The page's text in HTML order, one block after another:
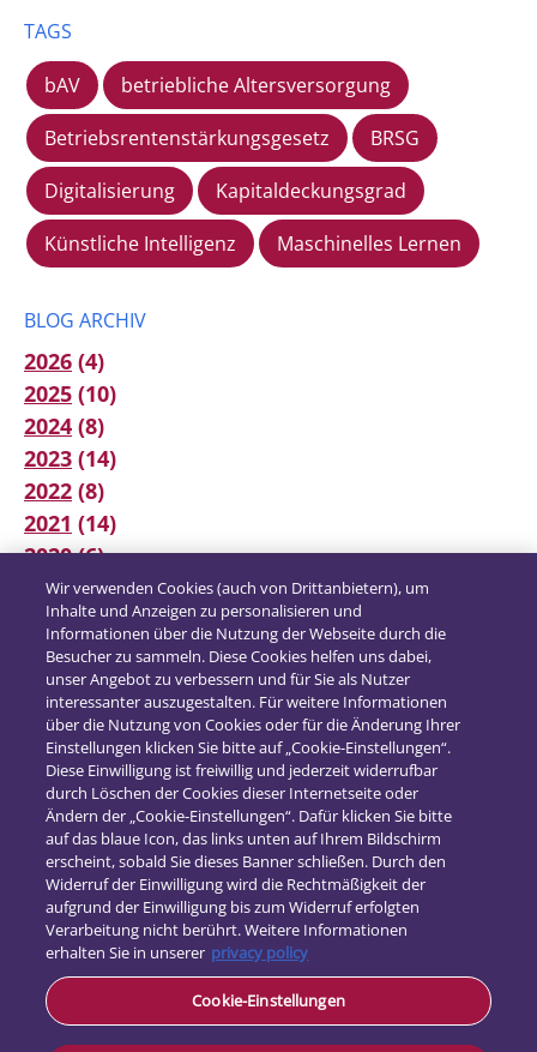
TAGS
bAV
betriebliche Altersversorgung
Betriebsrentenstärkungsgesetz
BRSG
Digitalisierung
Kapitaldeckungsgrad
Künstliche Intelligenz
Maschinelles Lernen
BLOG ARCHIV
2026 (4)
2025 (10)
2024 (8)
2023 (14)
2022 (8)
2021 (14)
2020(6)
2019(12)
2018(16)
2017(21)
Kontakt
Datenschutz
Wir verwenden Cookies (auch von Drittanbietern), um
Inhalte und Anzeigen zu personalisieren und
Informationen über die Nutzung der Webseite durch die
Besucher zu sammeln. Diese Cookies helfen uns dabei,
unser Angebot zu verbessern und für Sie als Nutzer
interessanter auszugestalten. Für weitere Informationen
über die Nutzung von Cookies oder für die Änderung Ihrer
Einstellungen klicken Sie bitte auf „Cookie-Einstellungen“.
Diese Einwilligung ist freiwillig und jederzeit widerrufbar
durch Löschen der Cookies dieser Internetseite oder
Ändern der „Cookie-Einstellungen“. Dafür klicken Sie bitte
auf das blaue Icon, das links unten auf Ihrem Bildschirm
erscheint, sobald Sie dieses Banner schließen. Durch den
Widerruf der Einwilligung wird die Rechtmäßigkeit der
aufgrund der Einwilligung bis zum Widerruf erfolgten
Verarbeitung nicht berührt. Weitere Informationen
erhalten Sie in unserer privacy policy
Cookie-Einstellungen